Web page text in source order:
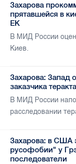
Захарова
прятавшейся в
ЕК
В МИД России
Киев.
Захарова: Запад
заказчика
В МИД России
расследовании
Захарова: в США
русофобии" у
последователи